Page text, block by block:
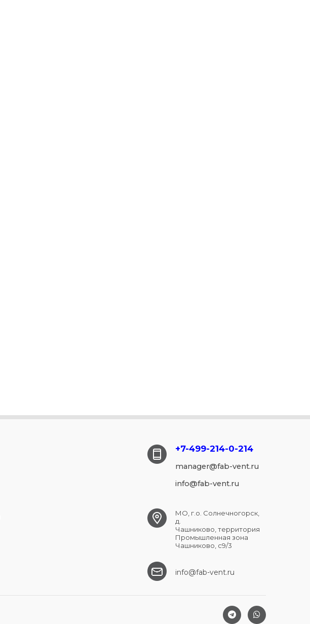
+7-499-214-0-214
manager@fab-vent.ru
info@fab-vent.ru
МО, г.о. Солнечногорск,
д.
Чашниково, территория
Промышленная зона
Чашниково, с9/3
info@fab-vent.ru